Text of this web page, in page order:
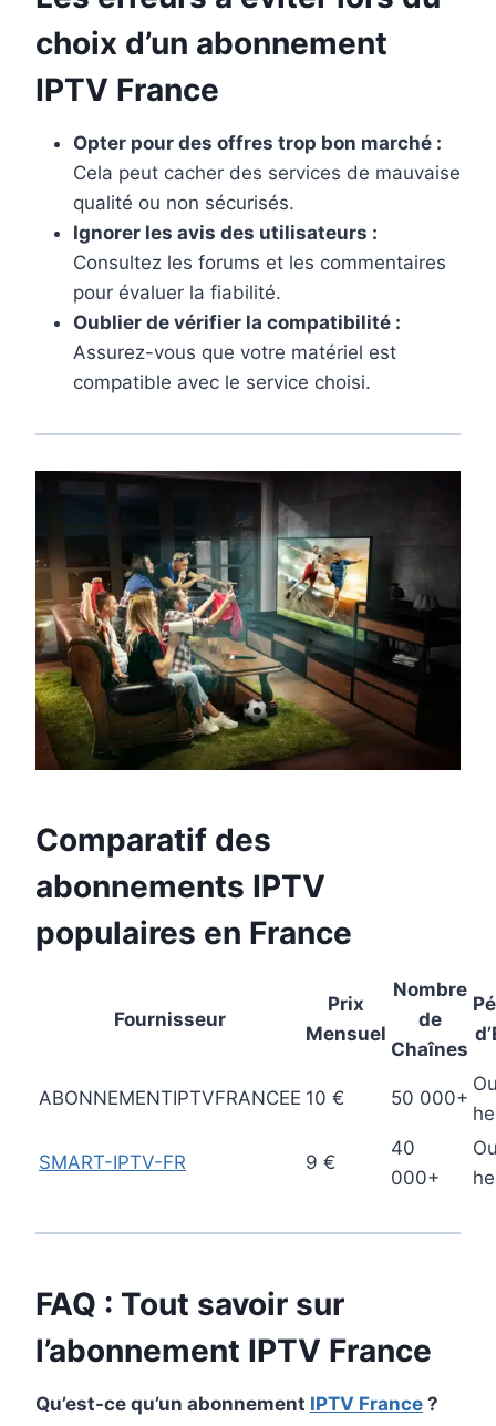
choix d’un abonnement
IPTV France
Opter pour des offres trop bon marché :
Cela peut cacher des services de mauvaise
qualité ou non sécurisés.
Ignorer les avis des utilisateurs :
Consultez les forums et les commentaires
pour évaluer la fiabilité.
Oublier de vérifier la compatibilité :
Assurez-vous que votre matériel est
compatible avec le service choisi.
Comparatif des
abonnements IPTV
populaires en France
Fournisseur
Prix
Mensuel
Nombre
de
Chaînes
ABONNEMENTIPTVFRANCEE 10 € 50 000+
SMART-IPTV-FR 9 €
40
000+
FAQ : Tout savoir sur
l’abonnement IPTV France
Qu’est-ce qu’un abonnement IPTV France ?